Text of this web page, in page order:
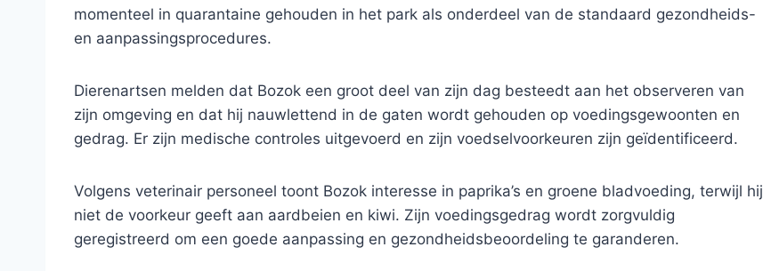
momenteel in quarantaine gehouden in het park als onderdeel van de standaard gezondheids-
en aanpassingsprocedures.
Dierenartsen melden dat Bozok een groot deel van zijn dag besteedt aan het observeren van
zijn omgeving en dat hij nauwlettend in de gaten wordt gehouden op voedingsgewoonten en
gedrag. Er zijn medische controles uitgevoerd en zijn voedselvoorkeuren zijn geïdentificeerd.
Volgens veterinair personeel toont Bozok interesse in paprika’s en groene bladvoeding, terwijl hij
niet de voorkeur geeft aan aardbeien en kiwi. Zijn voedingsgedrag wordt zorgvuldig
geregistreerd om een ​​goede aanpassing en gezondheidsbeoordeling te garanderen.